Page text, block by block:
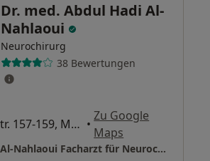
Dr. med. Abdul Hadi Al-
Nahlaoui
Neurochirurg
38 Bewertungen
Friedrich-Ebert-Str. 157-159, Münster •
Zu Google
Maps
Praxis Abdul Hadi Al-Nahlaoui Facharzt für Neurochirurgie